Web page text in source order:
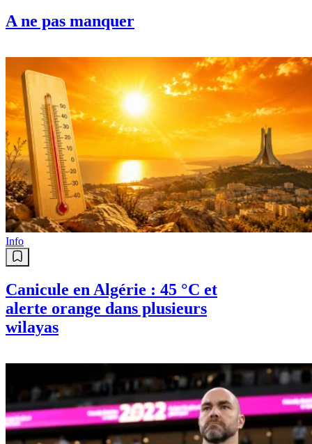
A ne pas manquer
Info
Canicule en Algérie : 45 °C et
alerte orange dans plusieurs
wilayas